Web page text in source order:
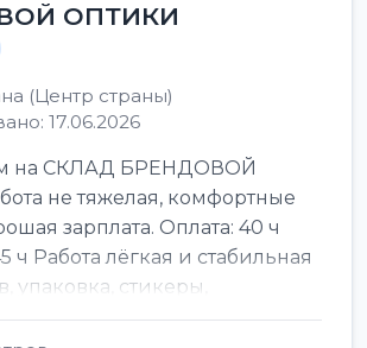
ОПТИКИ
(Центр страны)
17.06.2026
на СКЛАД БРЕНДОВОЙ
не тяжелая, комфортные
зарплата. Оплата: 40 ч
ч Работа лёгкая и стабильная
упаковка, стикеры,